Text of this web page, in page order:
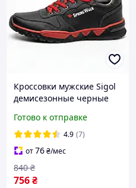
Кроссовки мужские Sigol
демиcезонные черные
Готово к отправке
4.9 (7)
от76₴/мес
756₴
840 ₴